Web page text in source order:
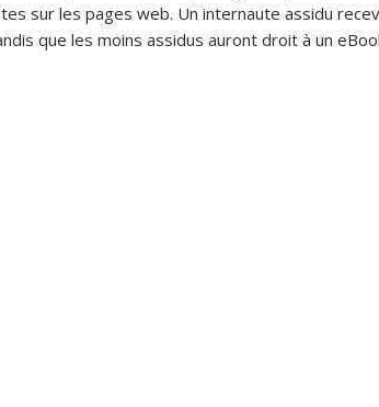
sur les pages web. Un internaute assidu
que les moins assidus auront droit à un